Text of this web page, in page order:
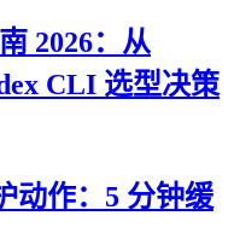
2026：从
CLI 选型决策
动作：5 分钟缓